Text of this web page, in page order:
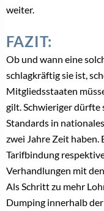
weiter.
FAZIT:
Ob und wann eine
schlagkräftig sie ist,
Mitgliedsstaaten
gilt. Schwieriger dürfte
Standards in
zwei Jahre Zeit
Tarifbindung
Verhandlungen mit
Als Schritt zu mehr
Dumping innerhalb